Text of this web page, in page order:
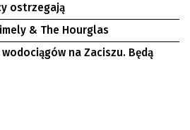
Góra
ostrzegają
& The Hourglas
na Zaciszu. Będą